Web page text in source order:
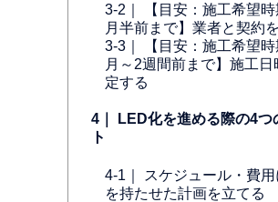
3-2｜ 【目安：施工希望時
月半前まで】業者と契約
3-3｜ 【目安：施工希望時
月～2週間前まで】施工日
定する
4｜ LED化を進める際の4つ
ト
4-1｜ スケジュール・費
を持たせた計画を立てる